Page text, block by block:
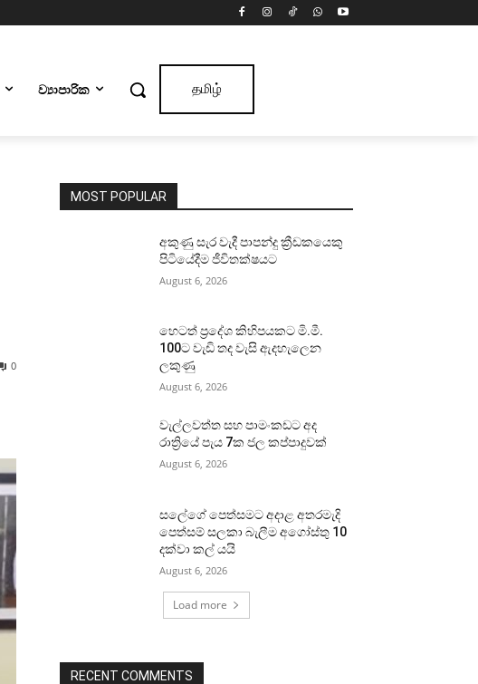
ව්‍යාපාරික தமிழ்
0
MOST POPULAR
අකුණු සැර වැදී පාපන්දු ක්‍රීඩකයෙකු
පිටියේදීම ජීවිතක්ෂයට
August 6, 2026
හෙටත් ප්‍රදේශ කිහිපයකට මි.මී.
100ට වැඩි තද වැසි ඇදහැලෙන
ලකුණු
August 6, 2026
වැල්ලවත්ත සහ පාමංකඩට අද
රාත්‍රියේ පැය 7ක ජල කප්පාදුවක්
August 6, 2026
සලේගේ පෙත්සමට අදාළ අතරමැදි
පෙත්සම් සලකා බැලීම අගෝස්තු 10
දක්වා කල් යයි
August 6, 2026
Load more
RECENT COMMENTS